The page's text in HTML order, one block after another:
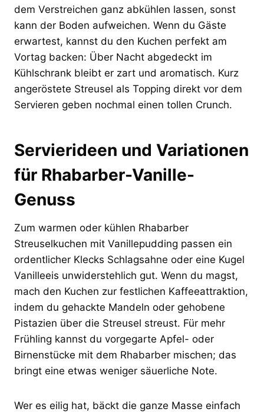
dem Verstreichen ganz abkühlen lassen, sonst
kann der Boden aufweichen. Wenn du Gäste
erwartest, kannst du den Kuchen perfekt am
Vortag backen: Über Nacht abgedeckt im
Kühlschrank bleibt er zart und aromatisch. Kurz
angeröstete Streusel als Topping direkt vor dem
Servieren geben nochmal einen tollen Crunch.
Servierideen und Variationen
für Rhabarber-Vanille-
Genuss
Zum warmen oder kühlen Rhabarber
Streuselkuchen mit Vanillepudding passen ein
ordentlicher Klecks Schlagsahne oder eine Kugel
Vanilleeis unwiderstehlich gut. Wenn du magst,
mach den Kuchen zur festlichen Kaffeeattraktion,
indem du gehackte Mandeln oder gehobene
Pistazien über die Streusel streust. Für mehr
Frühling kannst du vorgegarte Apfel- oder
Birnenstücke mit dem Rhabarber mischen; das
bringt eine etwas weniger säuerliche Note.
Wer es eilig hat, bäckt die ganze Masse einfach